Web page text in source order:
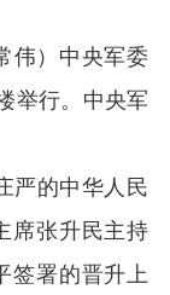
）中央军委
举行。中央军
的中华人民
席张升民主持
签署的晋升上